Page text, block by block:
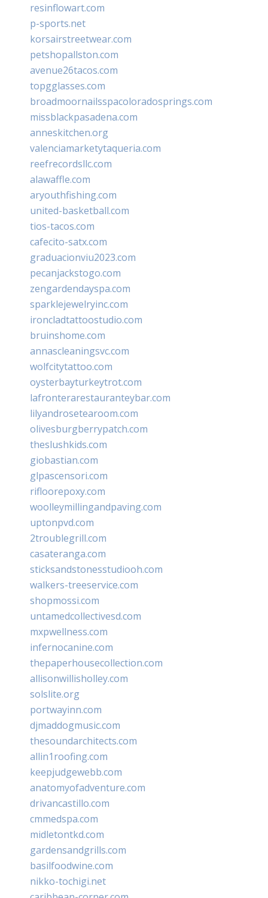
resinflowart.com
p-sports.net
korsairstreetwear.com
petshopallston.com
avenue26tacos.com
topgglasses.com
broadmoornailsspacoloradosprings.com
missblackpasadena.com
anneskitchen.org
valenciamarketytaqueria.com
reefrecordsllc.com
alawaffle.com
aryouthfishing.com
united-basketball.com
tios-tacos.com
cafecito-satx.com
graduacionviu2023.com
pecanjackstogo.com
zengardendayspa.com
sparklejewelryinc.com
ironcladtattoostudio.com
bruinshome.com
annascleaningsvc.com
wolfcitytattoo.com
oysterbayturkeytrot.com
lafronterarestauranteybar.com
lilyandrosetearoom.com
olivesburgberrypatch.com
theslushkids.com
giobastian.com
glpascensori.com
rifloorepoxy.com
woolleymillingandpaving.com
uptonpvd.com
2troublegrill.com
casateranga.com
sticksandstonesstudiooh.com
walkers-treeservice.com
shopmossi.com
untamedcollectivesd.com
mxpwellness.com
infernocanine.com
thepaperhousecollection.com
allisonwillisholley.com
solslite.org
portwayinn.com
djmaddogmusic.com
thesoundarchitects.com
allin1roofing.com
keepjudgewebb.com
anatomyofadventure.com
drivancastillo.com
cmmedspa.com
midletontkd.com
gardensandgrills.com
basilfoodwine.com
nikko-tochigi.net